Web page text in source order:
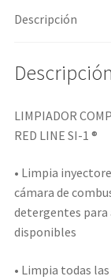
Descripción
Descripción
LIMPIADOR
RED LINE SI-1 ®
• Limpia
cámara de
detergentes
disponibles
• Limpia todas